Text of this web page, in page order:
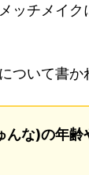
ッチメイク
ついて書か
んな)の年齢